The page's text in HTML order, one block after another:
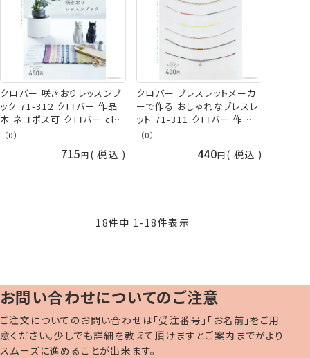
クロバー 咲きおりレッスンブ
ック 71-312 クロバー 作品
本 ネコポス可 クロバー clv
手芸の山久
（0）
715 税込
クロバー ブレスレットメーカ
ーで作る おしゃれなブレスレ
ット 71-311 クロバー 作品
本 ネコポス可 クロバー clv
（0）
440 税込
18件中 1 -18件表示
お問い合わせについてのご注意
ご注文についてのお問い合わせは「受注番号」「お名前」をご用
意ください。少しでも詳細を教えて頂けますとご案内までがより
スムーズに進めることが出来ます。